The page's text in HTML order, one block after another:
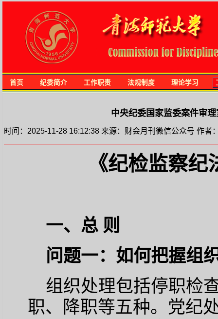
首页 纪委简介 工作职责 法规制度 理论学习
中央纪委国家监委案件审
时间：2025-11-28 16:12:38 来源：财会月刊微信公众号 作者
《纪检监察
一、总 则
问题一：如何把握组
组织处理包括停职检
职、降职等五种。党纪